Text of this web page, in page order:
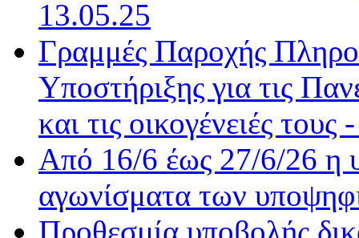
13.05.25
Γραμμές Παροχής
Υποστήριξης για τις
και τις οικογένειές
Από 16/6 έως 27/6/26 η
αγωνίσματα των
Προθεσμία υποβολής